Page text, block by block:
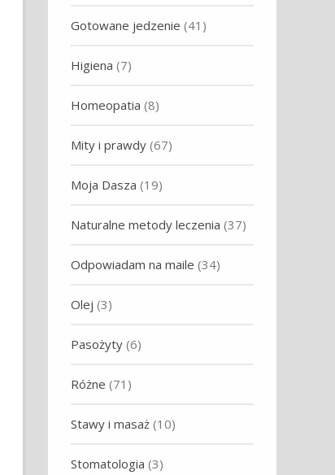
Gotowane jedzenie (41)
Higiena (7)
Homeopatia (8)
Mity i prawdy (67)
Moja Dasza (19)
Naturalne metody leczenia (37)
Odpowiadam na maile (34)
Olej (3)
Pasożyty (6)
Różne (71)
Stawy i masaż (10)
Stomatologia (3)